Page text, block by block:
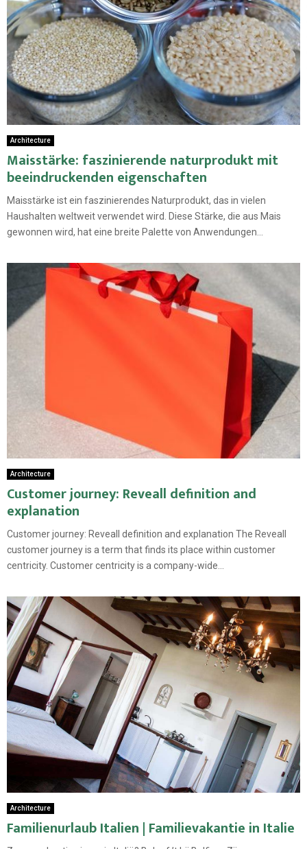
Architecture
Maisstärke: faszinierende naturprodukt mit
beeindruckenden eigenschaften
Maisstärke ist ein faszinierendes Naturprodukt, das in vielen
Haushalten weltweit verwendet wird. Diese Stärke, die aus Mais
gewonnen wird, hat eine breite Palette von Anwendungen...
Architecture
Customer journey: Reveall definition and
explanation
Customer journey: Reveall definition and explanation The Reveall
customer journey is a term that finds its place within customer
centricity. Customer centricity is a company-wide...
Architecture
Familienurlaub Italien | Familievakantie in Italie